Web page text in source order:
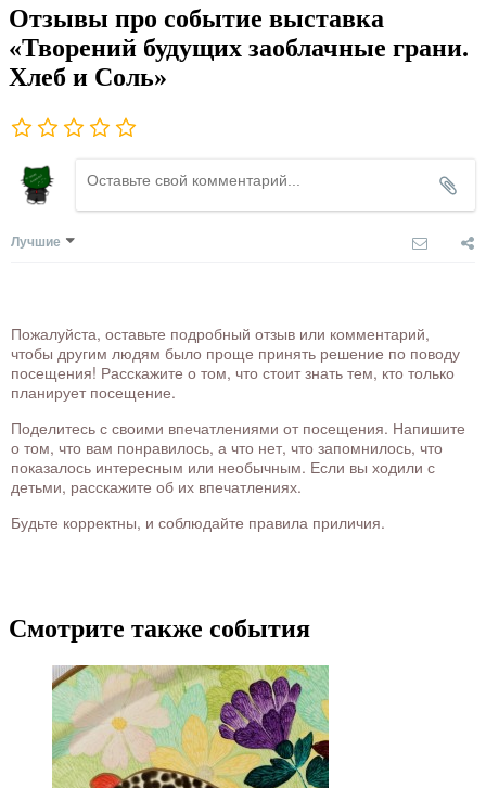
Отзывы про событие выставка
«Творений будущих заоблачные грани.
Хлеб и Соль»
Лучшие
Пожалуйста, оставьте подробный отзыв или комментарий,
чтобы другим людям было проще принять решение по поводу
посещения! Расскажите о том, что стоит знать тем, кто только
планирует посещение.
Поделитесь с своими впечатлениями от посещения. Напишите
о том, что вам понравилось, а что нет, что запомнилось, что
показалось интересным или необычным. Если вы ходили с
детьми, расскажите об их впечатлениях.
Будьте корректны, и соблюдайте правила приличия.
Смотрите также события